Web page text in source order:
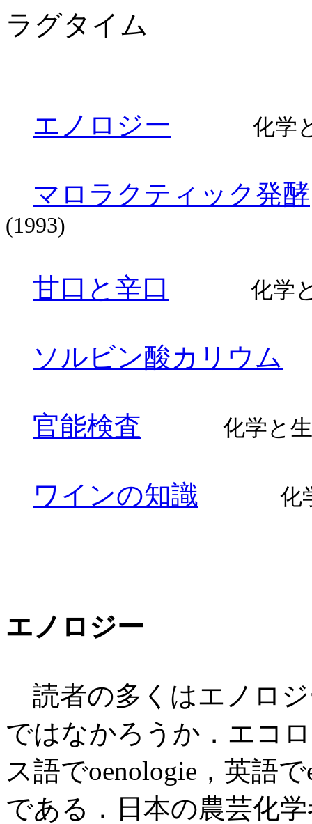
ラグタイム
エノロジー 化学
マロラクティック発酵
(1993)
甘口と辛口 化学
ソルビン酸カリウム
官能検査 化学と
ワインの知識 化
エノロジー
読者の多くはエノロ
ではなかろうか．エコ
ス語でoenologie，英語
である．日本の農芸化